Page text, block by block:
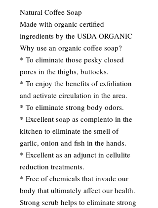
Natural Coffee Soap
Made with organic certified
ingredients by the USDA ORGANIC
Why use an organic coffee soap?
* To eliminate those pesky closed
pores in the thighs, buttocks.
* To enjoy the benefits of exfoliation
and activate circulation in the area.
* To eliminate strong body odors.
* Excellent soap as complento in the
kitchen to eliminate the smell of
garlic, onion and fish in the hands.
* Excellent as an adjunct in cellulite
reduction treatments.
* Free of chemicals that invade our
body that ultimately affect our health.
Strong scrub helps to eliminate strong